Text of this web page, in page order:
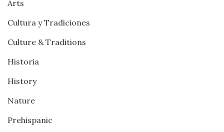
Arts
Cultura y Tradiciones
Culture & Traditions
Historia
History
Nature
Prehispanic